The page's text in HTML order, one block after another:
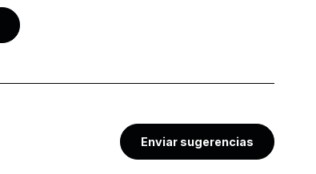
Enviar sugerencias